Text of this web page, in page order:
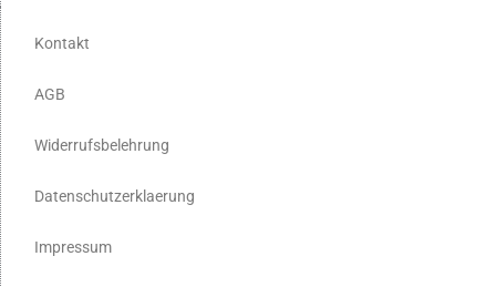
Kontakt
AGB
Widerrufsbelehrung
Datenschutzerklaerung
Impressum